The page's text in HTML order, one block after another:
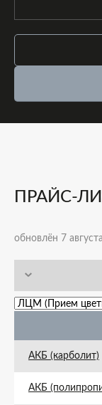
ПРАЙС-
обновлён 7
АКБ (карболит)
АКБ